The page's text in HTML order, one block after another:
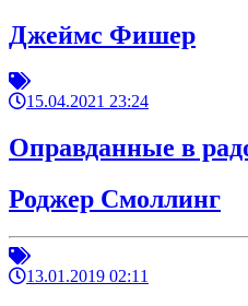
Джеймс Фишер
15.04.2021 23:24
Оправданные в
Роджер Смоллинг
13.01.2019 02:11